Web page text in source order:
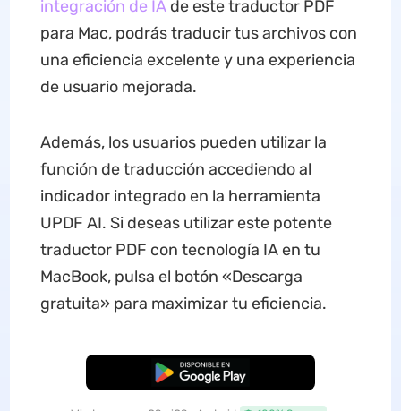
integración de IAde este traductor PDF
para Mac, podrás traducir tus archivos con
una eficiencia excelente y una experiencia
de usuario mejorada.
Además, los usuarios pueden utilizar la
función de traducción accediendo al
indicador integrado en la herramienta
UPDF AI. Si deseas utilizar este potente
traductor PDF con tecnología IA en tu
MacBook, pulsa el botón «Descarga
gratuita» para maximizar tu eficiencia.
Descarga Gratuita